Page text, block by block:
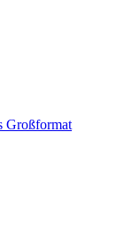
Großformat